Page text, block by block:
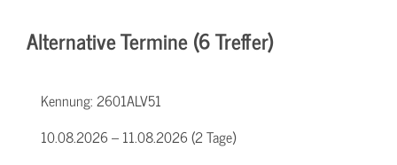
Alternative Termine (6 Treffer)
Kennung:2601ALV51
10.08.2026 – 11.08.2026 (2 Tage)